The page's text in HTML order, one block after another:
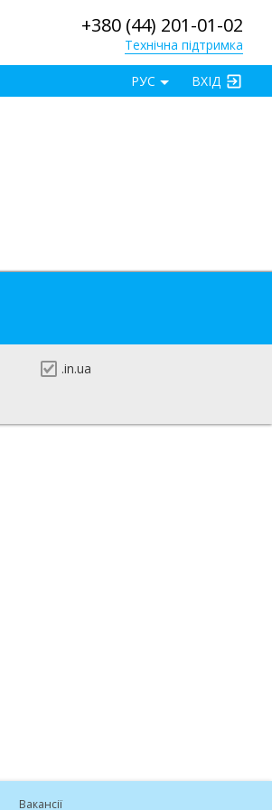
+380 (44) 201-01-02
Технічна підтримка
ВХІД
РУС
.in.ua
Вакансії